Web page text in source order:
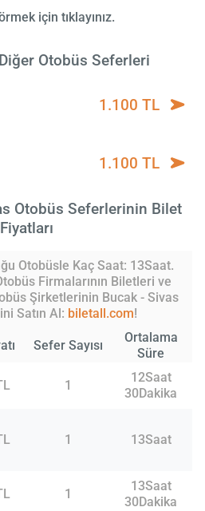
için tıklayınız.
Otobüs Seferleri
1.100 TL
1.100 TL
Otobüs Seferlerinin Bilet
Fiyatları
Otobüsle Kaç Saat: 13Saat.
Firmalarının Biletleri ve
Şirketlerinin Bucak - Sivas
Satın Al: biletall.com!
Sefer Sayısı
Ortalama
Süre
1
12Saat
30Dakika
1 13Saat
1
13Saat
30Dakika